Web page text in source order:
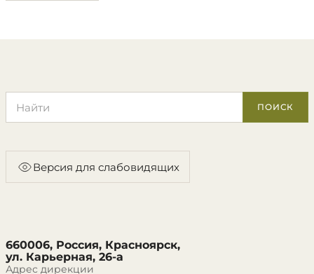
ПОИСК
Версия для слабовидящих
660006, Россия, Красноярск,
ул. Карьерная, 26-а
Адрес дирекции